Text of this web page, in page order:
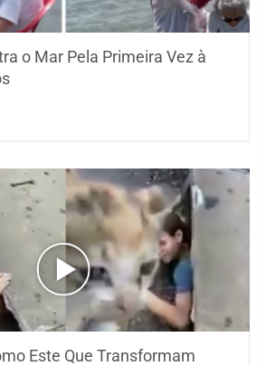
o Mar Pela Primeira Vez à
Este Que Transformam